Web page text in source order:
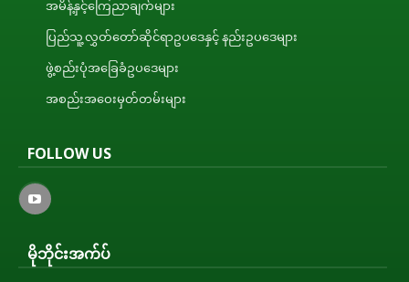
အမိန့်နှင့်ကြေညာချက်များ
ပြည်သူ့လွှတ်တော်ဆိုင်ရာဥပဒေနှင့် နည်းဥပဒေများ
ဖွဲ့စည်းပုံအခြေခံဥပဒေများ
အစည်းအဝေးမှတ်တမ်းများ
FOLLOW US
မိုဘိုင်းအက်ပ်